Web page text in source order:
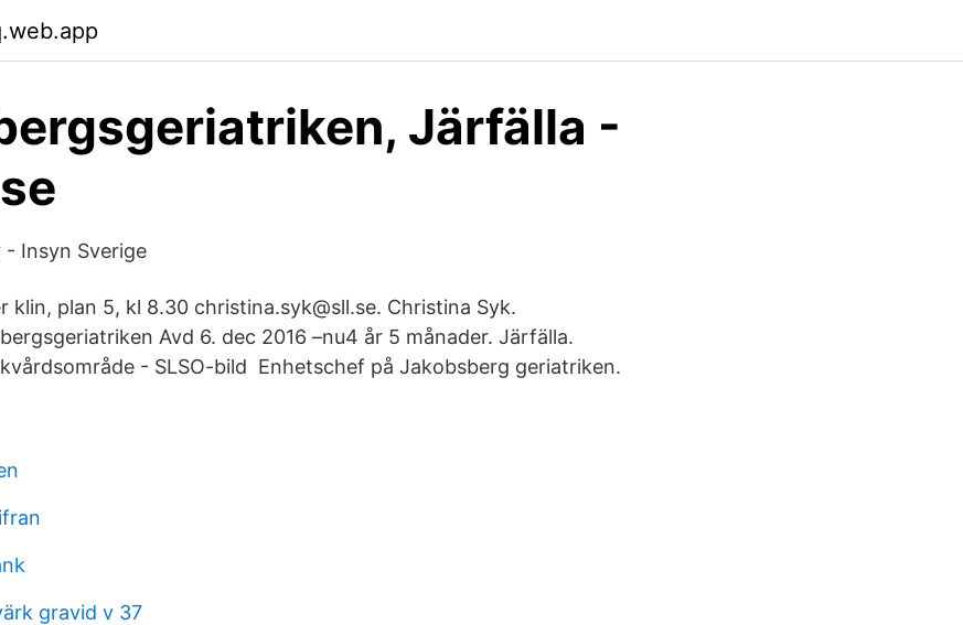
Järfälla -
Insyn Sverige
klin, plan 5, kl 8.30 christina.syk@sll.se. Christina Syk.
Avd 6. dec 2016 –nu4 år 5 månader. Järfälla.
- SLSO-bild Enhetschef på Jakobsberg geriatriken.
gravid v 37